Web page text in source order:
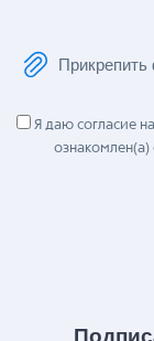
Я даю согласие
ознакомлен(а)